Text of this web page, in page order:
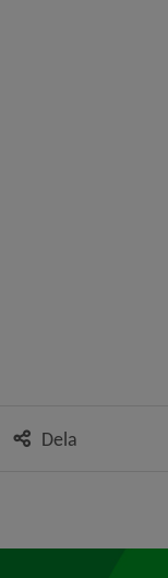
Dela